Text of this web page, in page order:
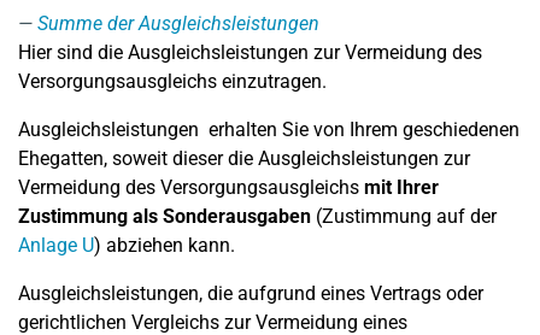
Summe der Ausgleichsleistungen
Hier sind die Ausgleichsleistungen zur Vermeidung des
Versorgungsausgleichs einzutragen.
Ausgleichsleistungen erhalten Sie von Ihrem geschiedenen
Ehegatten, soweit dieser die Ausgleichsleistungen zur
Vermeidung des Versorgungsausgleichs mit Ihrer
Zustimmung als Sonderausgaben (Zustimmung auf der
Anlage U) abziehen kann.
Ausgleichsleistungen, die aufgrund eines Vertrags oder
gerichtlichen Vergleichs zur Vermeidung eines